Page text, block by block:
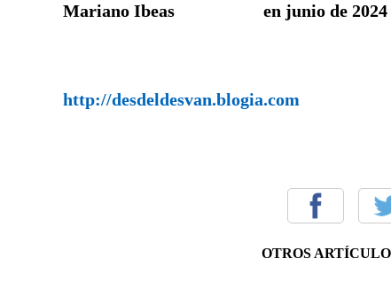
Mariano Ibeas en junio de 2024
http://desdeldesvan.blogia.com
OTROS